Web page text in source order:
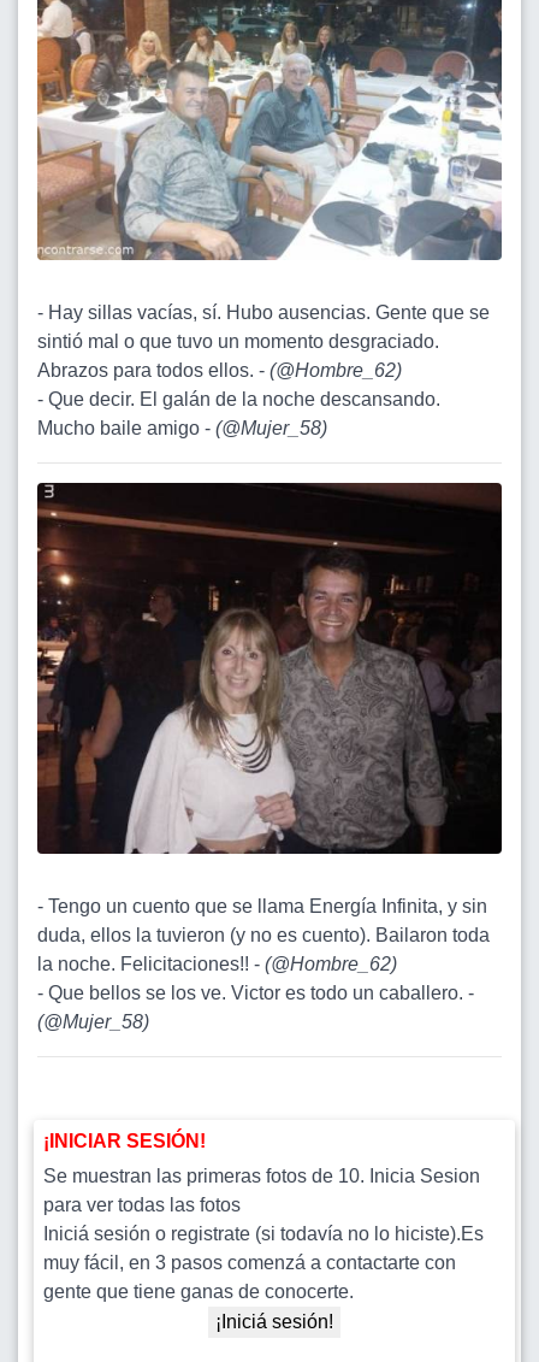
- Hay sillas vacías, sí. Hubo ausencias. Gente que se
sintió mal o que tuvo un momento desgraciado.
Abrazos para todos ellos. - (@Hombre_62)
- Que decir. El galán de la noche descansando.
Mucho baile amigo - (@Mujer_58)
- Tengo un cuento que se llama Energía Infinita, y sin
duda, ellos la tuvieron (y no es cuento). Bailaron toda
la noche. Felicitaciones!! - (@Hombre_62)
- Que bellos se los ve. Victor es todo un caballero. -
(@Mujer_58)
¡INICIAR SESIÓN!
Se muestran las primeras fotos de 10. Inicia Sesion
para ver todas las fotos
Iniciá sesión o registrate (si todavía no lo hiciste).Es
muy fácil, en 3 pasos comenzá a contactarte con
gente que tiene ganas de conocerte.
¡Iniciá sesión!